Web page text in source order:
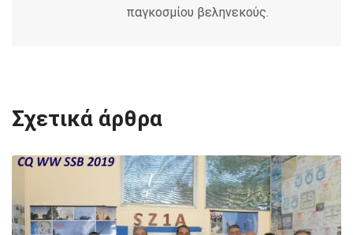
παγκοσμίου βεληνεκούς.
Σχετικά άρθρα